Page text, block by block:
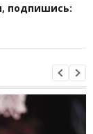
подпишись: